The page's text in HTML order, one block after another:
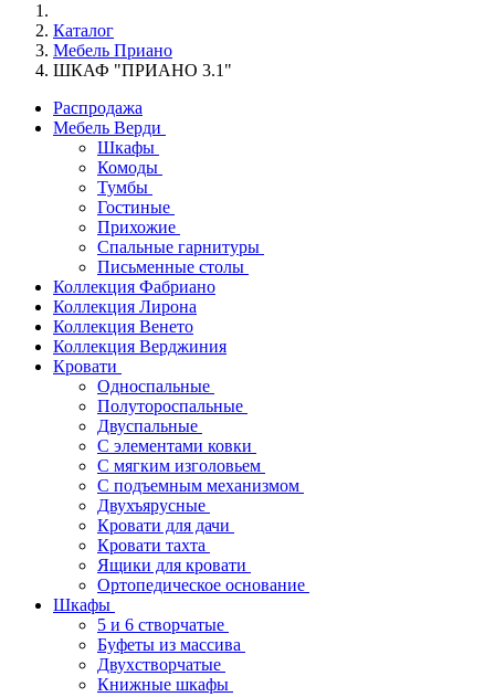
Каталог
Мебель Приано
ШКАФ "ПРИАНО 3.1"
Распродажа
Мебель Верди
Шкафы
Комоды
Тумбы
Гостиные
Прихожие
Спальные гарнитуры
Письменные столы
Коллекция Фабриано
Коллекция Лирона
Коллекция Венето
Коллекция Верджиния
Кровати
Односпальные
Полутороспальные
Двуспальные
С элементами ковки
С мягким изголовьем
С подъемным механизмом
Двухъярусные
Кровати для дачи
Кровати тахта
Ящики для кровати
Ортопедическое основание
Шкафы
5 и 6 створчатые
Буфеты из массива
Двухстворчатые
Книжные шкафы